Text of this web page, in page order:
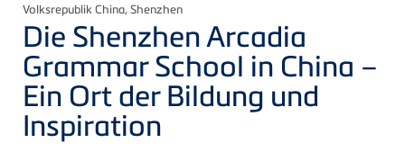
Volksrepublik China, Shenzhen
Die Shenzhen Arcadia
Grammar School in China –
Ein Ort der Bildung und
Inspiration